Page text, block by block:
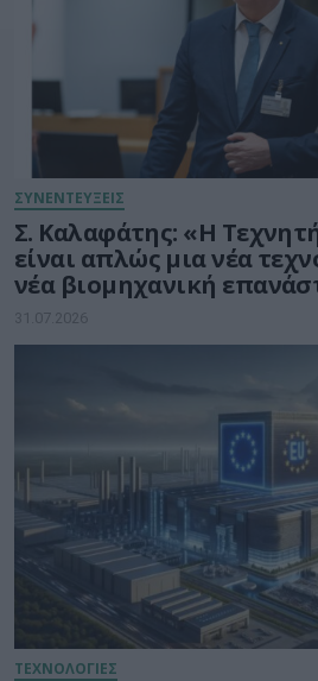
ΣΥΝΕΝΤΕΥΞΕΙΣ
Σ. Καλαφάτης: «Η
είναι απλώς μια νέα
νέα βιομηχανική
31.07.2026
ΤΕΧΝΟΛΟΓΙΕΣ